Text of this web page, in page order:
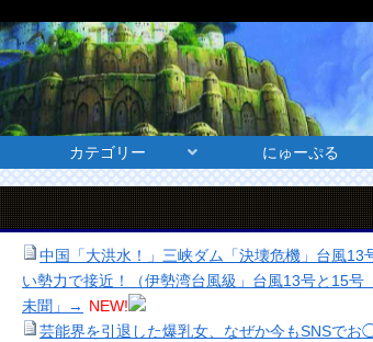
カテゴリー にゅーぷる
中国「大洪水！」三峡ダム「決壊危機」台風13
い勢力で接近！（伊勢湾台風級」台風13号と15号
未聞」→ NEW!
芸能界を引退した爆乳女、なぜか今もSNSでお